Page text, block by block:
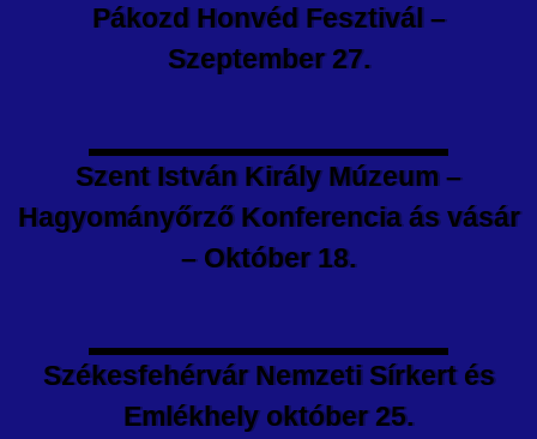
Pákozd Honvéd Fesztivál –
Szeptember 27.
Szent István Király Múzeum –
Hagyományőrző Konferencia ás vásár
– Október 18.
Székesfehérvár Nemzeti Sírkert és
Emlékhely október 25.